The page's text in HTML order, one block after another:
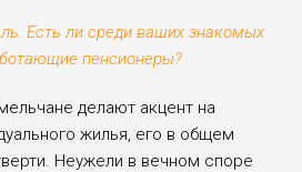
Есть ли среди ваших знакомых
пенсионеры?
делают акцент на
жилья, его в общем
Неужели в вечном спо­ре